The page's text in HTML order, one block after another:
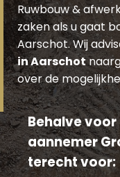
Ruwbouw &
zaken als u gaat
Aarschot. Wij
in Aarschot
over de
Behalve voor
aannemer
terecht voor: